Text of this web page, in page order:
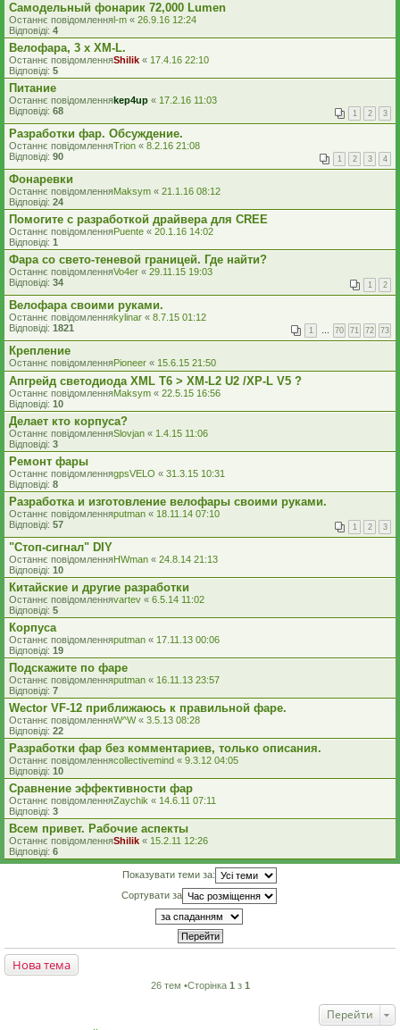
Самодельный фонарик 72,000 Lumen
Останнє повідомленняl-m « 26.9.16 12:24
Відповіді: 4
Велофара, 3 х XM-L.
Останнє повідомленняShilik « 17.4.16 22:10
Відповіді: 5
Питание
Останнє повідомленняkep4up « 17.2.16 11:03
Відповіді: 68 1 2 3
Разработки фар. Обсуждение.
Останнє повідомленняTrion « 8.2.16 21:08
Відповіді: 90 1 2 3 4
Фонаревки
Останнє повідомленняMaksym « 21.1.16 08:12
Відповіді: 24
Помогите с разработкой драйвера для CREE
Останнє повідомленняPuente « 20.1.16 14:02
Відповіді: 1
Фара со свето-теневой границей. Где найти?
Останнє повідомленняVo4er « 29.11.15 19:03
Відповіді: 34 1 2
Велофара своими руками.
Останнє повідомленняkylinar « 8.7.15 01:12
Відповіді: 1821 1 … 70 71 72 73
Крепление
Останнє повідомленняPioneer « 15.6.15 21:50
Апгрейд светодиода XML T6 > XM-L2 U2 /XP-L V5 ?
Останнє повідомленняMaksym « 22.5.15 16:56
Відповіді: 10
Делает кто корпуса?
Останнє повідомленняSlovjan « 1.4.15 11:06
Відповіді: 3
Ремонт фары
Останнє повідомленняgpsVELO « 31.3.15 10:31
Відповіді: 8
Разработка и изготовление велофары своими руками.
Останнє повідомленняputman « 18.11.14 07:10
Відповіді: 57 1 2 3
"Стоп-сигнал" DIY
Останнє повідомленняHWman « 24.8.14 21:13
Відповіді: 10
Китайские и другие разработки
Останнє повідомленняvartev « 6.5.14 11:02
Відповіді: 5
Корпуса
Останнє повідомленняputman « 17.11.13 00:06
Відповіді: 19
Подскажите по фаре
Останнє повідомленняputman « 16.11.13 23:57
Відповіді: 7
Wector VF-12 приближаюсь к правильной фаре.
Останнє повідомленняW^W« 3.5.13 08:28
Відповіді: 22
Разработки фар без комментариев, только описания.
Останнє повідомленняcollectivemind « 9.3.12 04:05
Відповіді: 10
Сравнение эффективности фар
Останнє повідомленняZaychik « 14.6.11 07:11
Відповіді: 3
Всем привет. Рабочие аспекты
Останнє повідомленняShilik « 15.2.11 12:26
Відповіді: 6
Показувати теми за:
Сортувати за
Нова тема
26 тем •Сторінка 1 з 1
Перейти